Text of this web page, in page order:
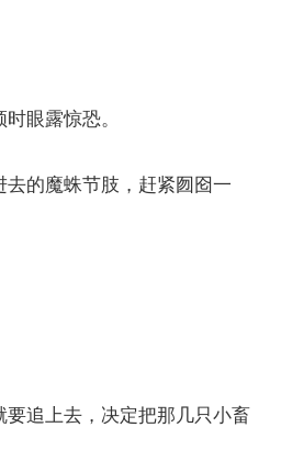
眼露惊恐。
的魔蛛节肢，赶紧囫囵一
追上去，决定把那几只小畜